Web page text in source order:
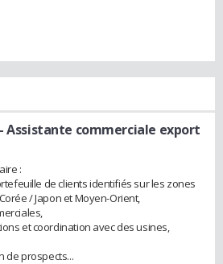
- Assistante commerciale export
:
de clients identifiés sur les zones
/ Japon et Moyen-Orient,
et coordination avec des usines,
de prospects...